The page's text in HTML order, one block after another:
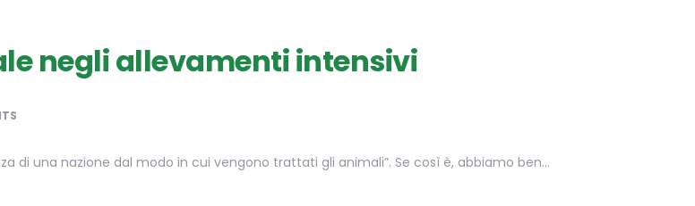
negli allevamenti intensivi
di una nazione dal modo in cui vengono trattati gli animali”. Se così è, abbiamo ben…